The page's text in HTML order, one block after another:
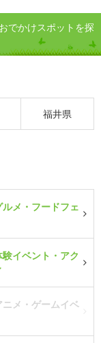
でかけスポットを探
福井県
ルメ・フードフェ
験イベント・アク
ニメ・ゲームイベ